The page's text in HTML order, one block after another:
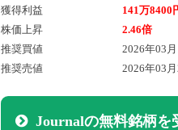
獲得利益
141万8400
株価上昇
2.46倍
推奨買値
2026年03
推奨売値
2026年03
Journalの無料銘柄を